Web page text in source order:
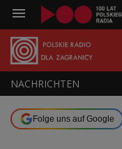
NACHRICHTEN
Folge uns auf Google